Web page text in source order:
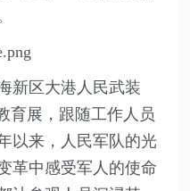
新区大港人民武装
育展，跟随工作人员
以来，人民军队的光
革中感受军人的使命